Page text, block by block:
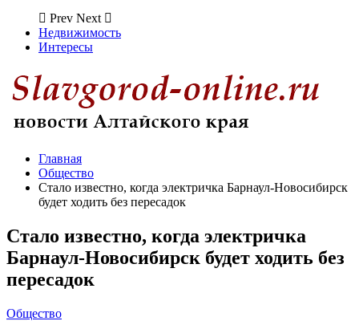
Prev Next
Недвижимость
Интересы
Главная
Общество
Стало известно, когда электричка Барнаул-Новосибирск
будет ходить без пересадок
Стало известно, когда электричка
Барнаул-Новосибирск будет ходить без
пересадок
Общество